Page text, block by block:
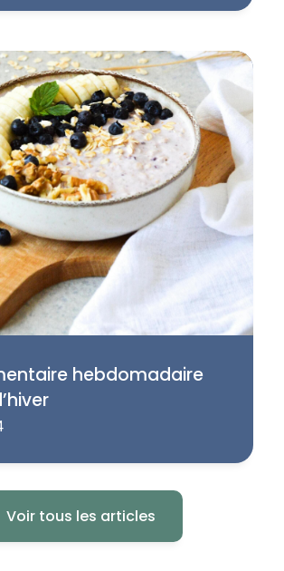
hebdomadaire
Voir tous les articles